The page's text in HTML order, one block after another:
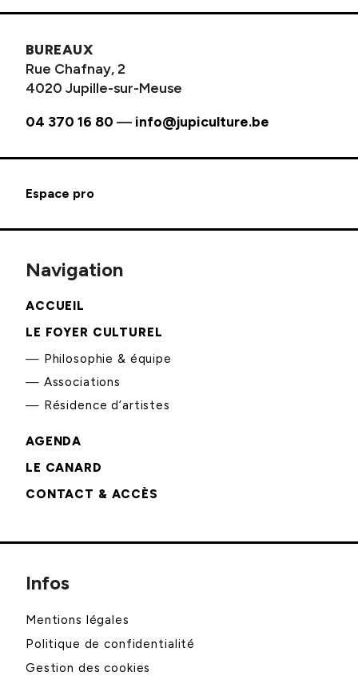
BUREAUX
Rue Chafnay, 2
4020 Jupille-sur-Meuse
04 370 16 80 — info@jupiculture.be
Espace pro
Navigation
ACCUEIL
LE FOYER CULTUREL
Philosophie & équipe
Associations
Résidence d’artistes
AGENDA
LE CANARD
CONTACT & ACCÈS
Infos
Mentions légales
Politique de confidentialité
Gestion des cookies